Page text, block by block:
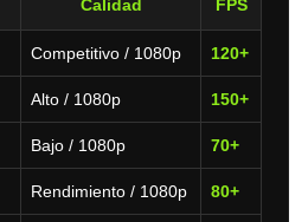
Calidad FPS
Competitivo / 1080p 120+
Alto / 1080p 150+
Bajo / 1080p 70+
Rendimiento / 1080p 80+